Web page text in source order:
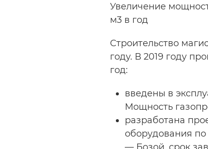
Увеличение
м3 в год
Строительство
году. В 2019 году
год:
введены в
Мощность
разработана
оборудования по
— Бозой, срок